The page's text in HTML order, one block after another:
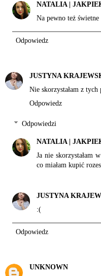
NATALIA |
Na pewno też świetne
Odpowiedz
JUSTYNA
Nie skorzystałam z tych
Odpowiedz
Odpowiedzi
NATALIA |
Ja nie skorzystałam
co miałam kupić
JUSTYNA
:(
Odpowiedz
UNKNOWN